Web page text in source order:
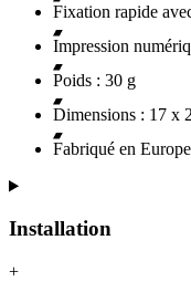
Fixation rapide
Impression
Poids : 30 g
Dimensions : 17 x
Fabriqué en Europe
Installation
+